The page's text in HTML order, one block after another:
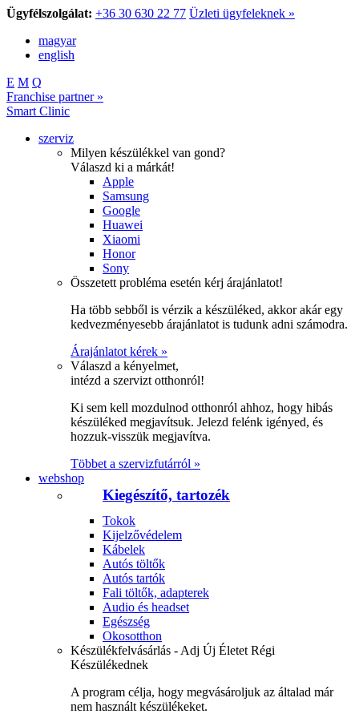
Ügyfélszolgálat: +36 30 630 22 77 Üzleti ügyfeleknek »
magyar
english
E M Q
Franchise partner »
Smart Clinic
szerviz
Milyen készülékkel van gond?
Válaszd ki a márkát!
Apple
Samsung
Google
Huawei
Xiaomi
Honor
Sony
Összetett probléma esetén kérj árajánlatot!
Ha több sebből is vérzik a készüléked, akkor akár egy
kedvezményesebb árajánlatot is tudunk adni számodra.
Árajánlatot kérek »
Válaszd a kényelmet,
intézd a szervizt otthonról!
Ki sem kell mozdulnod otthonról ahhoz, hogy hibás
készüléked megjavítsuk. Jelezd felénk igényed, és
hozzuk-visszük megjavítva.
Többet a szervizfutárról »
webshop
Kiegészítő, tartozék
Tokok
Kijelzővédelem
Kábelek
Autós töltők
Autós tartók
Fali töltők, adapterek
Audio és headset
Egészség
Okosotthon
Készülékfelvásárlás - Adj Új Életet Régi
Készülékednek
A program célja, hogy megvásároljuk az általad már
nem használt készülékeket.